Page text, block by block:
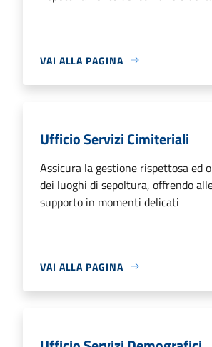
VAI ALLA PAGINA
Ufficio Servizi Cimiteriali
Assicura la gestione rispettosa ed
dei luoghi di sepoltura, offrendo
supporto in momenti delicati
VAI ALLA PAGINA